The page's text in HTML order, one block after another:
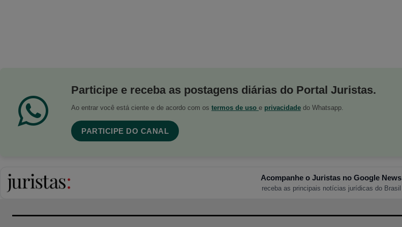
Participe e receba as postagens diárias do Portal Juristas.
Ao entrar você está ciente e de acordo com os termos de uso e privacidade do Whatsapp.
PARTICIPE DO CANAL
Acompanhe o Juristas no Google News
receba as principais notícias jurídicas do Brasil